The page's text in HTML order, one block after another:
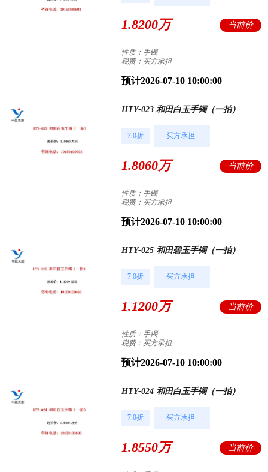
1.8200万 当前价
性质：手镯
税费：买方承担
预计2026-07-10 10:00:00
HTY-023 和田白玉手镯（一拍）
7.0折 买方承担
1.8060万 当前价
性质：手镯
税费：买方承担
预计2026-07-10 10:00:00
HTY-025 和田碧玉手镯（一拍）
7.0折 买方承担
1.1200万 当前价
性质：手镯
税费：买方承担
预计2026-07-10 10:00:00
HTY-024 和田白玉手镯（一拍）
7.0折 买方承担
1.8550万 当前价